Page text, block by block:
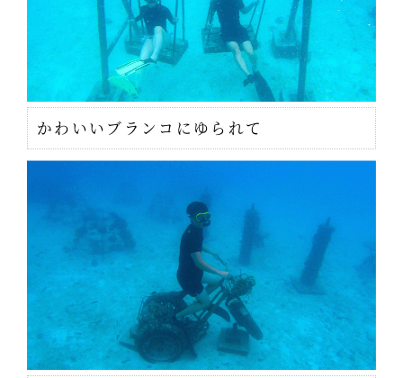
かわいいブランコにゆられて